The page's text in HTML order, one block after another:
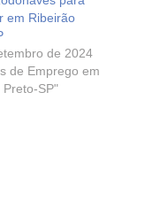
em Ribeirão
de 2024
de Emprego em
Preto-SP"